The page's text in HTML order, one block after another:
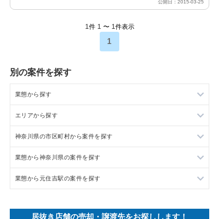
公開日：2015-03-25
1 件 1 〜 1 件表示
1
別の案件を探す
業態から探す
ラーメンの居抜き売却物件の案件一覧
フランス料理の居抜き売却物件の案件一覧
イタリア料理の居抜き売却物件の案件一覧
中華の居抜き売却物件の案件一覧
エリアから探す
東京23区の飲食店の居抜き売却物件の案件一覧
東京都下の飲食店の居抜き売却物件の案件一覧
千葉県の飲食店の居抜き売却物件の案件一覧
神奈川県の市区町村から案件を探す
大和市の飲食店の居抜き売却物件の案件一覧
鎌倉市の飲食店の居抜き売却物件の案件一覧
業態から神奈川県の案件を探す
神奈川県のラーメンの居抜き売却物件の案件一覧
業態から元住吉駅の案件を探す
居抜き店舗の売却・譲渡先をお探しします！